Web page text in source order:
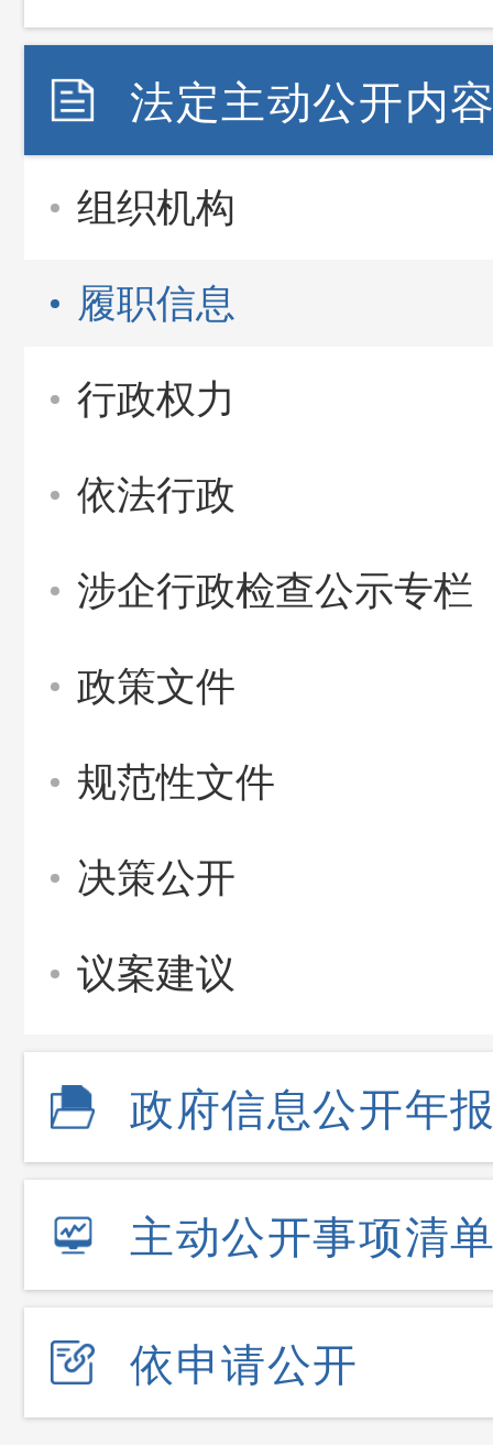
法定主动公开内
组织机构
履职信息
行政权力
依法行政
涉企行政检查公示专栏
政策文件
规范性文件
决策公开
议案建议
政府信息公开年
主动公开事项清
依申请公开